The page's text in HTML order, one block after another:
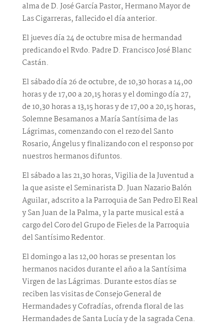
alma de D. José García Pastor, Hermano Mayor de
Las Cigarreras, fallecido el día anterior.
El jueves día 24 de octubre misa de hermandad
predicando el Rvdo. Padre D. Francisco José Blanc
Castán.
El sábado día 26 de octubre, de 10,30 horas a 14,00
horas y de 17,00 a 20,15 horas y el domingo día 27,
de 10,30 horas a 13,15 horas y de 17,00 a 20,15 horas,
Solemne Besamanos a María Santísima de las
Lágrimas, comenzando con el rezo del Santo
Rosario, Ángelus y finalizando con el responso por
nuestros hermanos difuntos.
El sábado a las 21,30 horas, Vigilia de la Juventud a
la que asiste el Seminarista D. Juan Nazario Balón
Aguilar, adscrito a la Parroquia de San Pedro El Real
y San Juan de la Palma, y la parte musical está a
cargo del Coro del Grupo de Fieles de la Parroquia
del Santísimo Redentor.
El domingo a las 12,00 horas se presentan los
hermanos nacidos durante el año a la Santísima
Virgen de las Lágrimas. Durante estos días se
reciben las visitas de Consejo General de
Hermandades y Cofradías, ofrenda floral de las
Hermandades de Santa Lucía y de la sagrada Cena.